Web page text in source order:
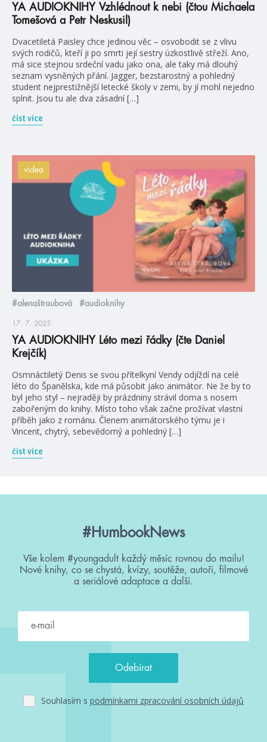
YA AUDIOKNIHY Vzhlédnout k nebi (čtou Michaela
Tomešová a Petr Neskusil)
Dvacetiletá Paisley chce jedinou věc – osvobodit se z vlivu
svých rodičů, kteří ji po smrti její sestry úzkostlivě střeží. Ano,
má sice stejnou srdeční vadu jako ona, ale taky má dlouhý
seznam vysněných přání. Jagger, bezstarostný a pohledný
student nejprestižnější letecké školy v zemi, by jí mohl nejedno
splnit. Jsou tu ale dva zásadní […]
číst více
videa
#alenaštraubová #audioknihy
17. 7. 2025
YA AUDIOKNIHY Léto mezi řádky (čte Daniel
Krejčík)
Osmnáctiletý Denis se svou přítelkyní Vendy odjíždí na celé
léto do Španělska, kde má působit jako animátor. Ne že by to
byl jeho styl – nejraději by prázdniny strávil doma s nosem
zabořeným do knihy. Místo toho však začne prožívat vlastní
příběh jako z románu. Členem animátorského týmu je i
Vincent, chytrý, sebevědomý a pohledný […]
číst více
#HumbookNews
Vše kolem #youngadult každý měsíc rovnou do mailu!
Nové knihy, co se chystá, kvízy, soutěže, autoři, filmové
a seriálové adaptace a další.
Souhlasím s podmínkami zpracování osobních údajů